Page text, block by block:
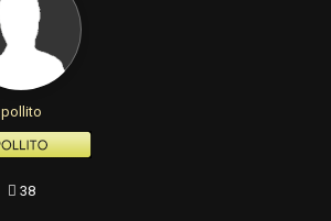
pollito
38